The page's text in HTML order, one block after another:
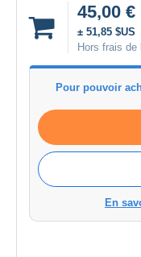
45,00 €
± 51,85 $US
Hors frais de
Pour pouvoir
En